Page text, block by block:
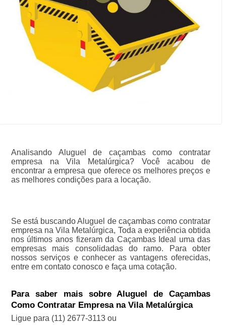
Analisando Aluguel de caçambas como contratar
empresa na Vila Metalúrgica? Você acabou de
encontrar a empresa que oferece os melhores preços e
as melhores condições para a locação.
Se está buscando Aluguel de caçambas como contratar
empresa na Vila Metalúrgica, Toda a experiência obtida
nos últimos anos fizeram da Caçambas Ideal uma das
empresas mais consolidadas do ramo. Para obter
nossos serviços e conhecer as vantagens oferecidas,
entre em contato conosco e faça uma cotação.
Para saber mais sobre Aluguel de Caçambas
Como Contratar Empresa na Vila Metalúrgica
Ligue para (11) 2677-3113ou